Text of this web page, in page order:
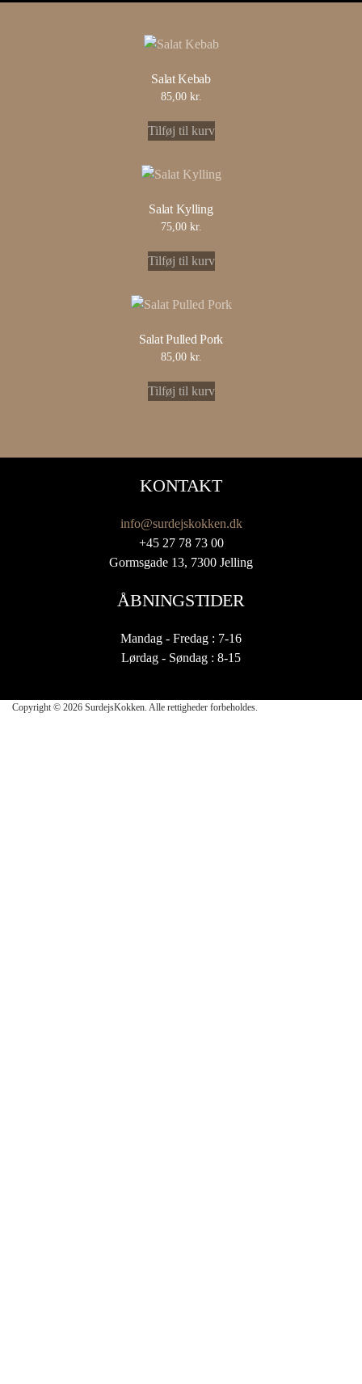
Salat Kebab
85,00 kr.
Tilføj til kurv
Salat Kylling
75,00 kr.
Tilføj til kurv
Salat Pulled Pork
85,00 kr.
Tilføj til kurv
KONTAKT
info@surdejskokken.dk
+45 27 78 73 00
Gormsgade 13, 7300 Jelling
ÅBNINGSTIDER
Mandag - Fredag : 7-16
Lørdag - Søndag : 8-15
Copyright © 2026 SurdejsKokken. Alle rettigheder forbeholdes.